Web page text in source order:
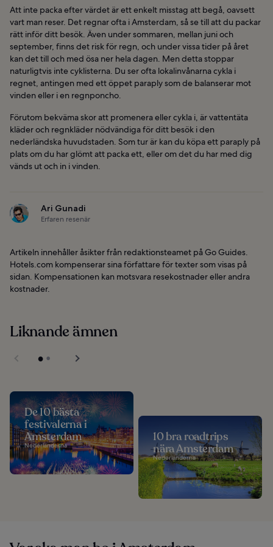
Att inte packa efter värdet är ett enkelt misstag att begå, oavsett
vart man reser. Det regnar ofta i Amsterdam, så se till att du packar
rätt inför ditt besök. Även under sommaren, mellan juni och
september, finns det risk för regn, och under vissa tider på året
kan det till och med ösa ner hela dagen. Men detta stoppar
naturligtvis inte cyklisterna. Du ser ofta lokalinvånarna cykla i
regnet, antingen med ett öppet paraply som de balanserar mot
vinden eller i en regnponcho.
Förutom bekväma skor att promenera eller cykla i, är vattentäta
kläder och regnkläder nödvändiga för ditt besök i den
nederländska huvudstaden. Som tur är kan du köpa ett paraply på
plats om du har glömt att packa ett, eller om det du har med dig
vänds ut och in i vinden.
Ari Gunadi
Erfaren resenär
Artikeln innehåller åsikter från redaktionsteamet på Go Guides.
Hotels.com kompenserar sina författare för texter som visas på
sidan. Kompensationen kan motsvara resekostnader eller andra
kostnader.
Liknande ämnen
De 10 bästa
festivalerna i
Amsterdam
Nederländerna
10 bra roadtrips
nära Amsterdam
Nederländerna